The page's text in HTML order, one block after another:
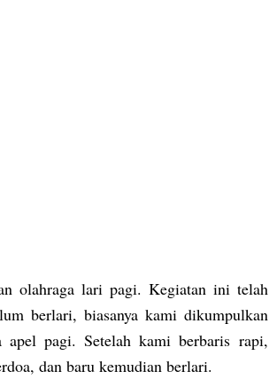
olahraga lari pagi. Kegiatan ini telah
berlari, biasanya kami dikumpulkan
apel pagi. Setelah kami berbaris rapi,
dan baru kemudian berlari.